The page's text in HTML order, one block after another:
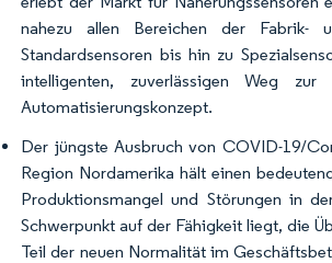
nahezu allen Bereichen der Fabrik-
Standardsensoren bis hin zu
intelligenten, zuverlässigen Weg zur
Automatisierungskonzept.
Der jüngste Ausbruch von COVID-19/
Region Nordamerika hält einen
Produktionsmangel und Störungen in
Schwerpunkt auf der Fähigkeit liegt, die
Teil der neuen Normalität im